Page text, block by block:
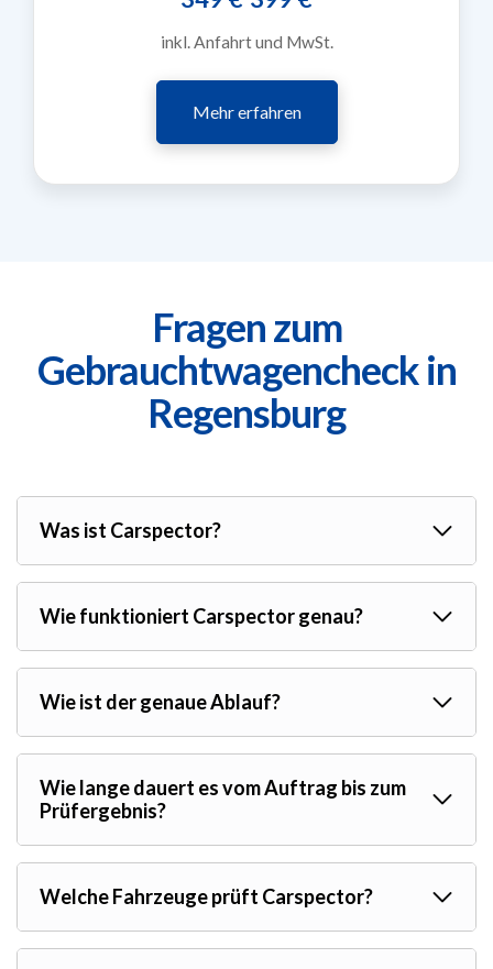
inkl. Anfahrt und MwSt.
Mehr erfahren
Fragen zum
Gebrauchtwagencheck in
Regensburg
Was ist Carspector?
Wie funktioniert Carspector genau?
Wie ist der genaue Ablauf?
Wie lange dauert es vom Auftrag bis zum
Prüfergebnis?
Welche Fahrzeuge prüft Carspector?